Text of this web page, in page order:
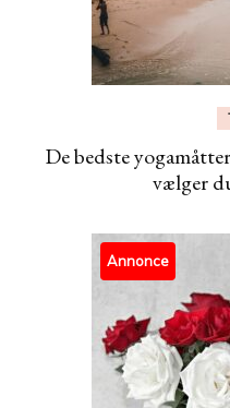
De bedste
vælger
Annonce